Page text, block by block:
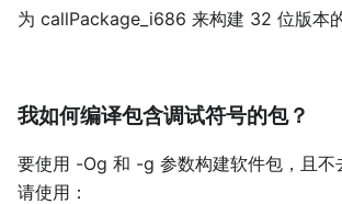
为 callPackage_i686 来构建 32 位版本的
我如何编译包含调试符号的包？
要使用 -Og 和 -g 参数构建软件包，且不
请使用：